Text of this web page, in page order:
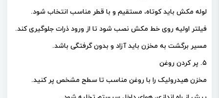
لوله مکش باید کوتاه، مستقیم و با قطر مناسب انتخاب شود.
فیلتر اولیه روی خط مکش نصب شود تا از ورود ذرات جلوگیری کند.
مسیر برگشت به مخزن باید آزاد و بدون گرفتگی باشد.
۵. پر کردن روغن
مخزن هیدرولیک را با روغن مناسب تا سطح مشخص پر کنید.